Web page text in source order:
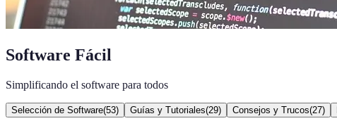
Software Fácil
Simplificando el software para todos
Selección de Software(53) Guías y Tutoriales(29) Consejos y Trucos(27)